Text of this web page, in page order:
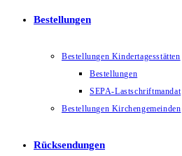
Bestellungen
Bestellungen Kindertagesstätten
Bestellungen
SEPA-Lastschriftmandat
Bestellungen Kirchengemeinden
Rücksendungen